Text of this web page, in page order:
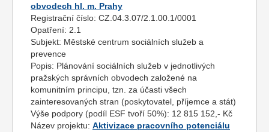
obvodech hl. m. Prahy
Registrační číslo: CZ.04.3.07/2.1.00.1/0001
Opatření: 2.1
Subjekt: Městské centrum sociálních služeb a
prevence
Popis: Plánování sociálních služeb v jednotlivých
pražských správních obvodech založené na
komunitním principu, tzn. za účasti všech
zainteresovaných stran (poskytovatel, příjemce a stát)
Výše podpory (podíl ESF tvoří 50%): 12 815 152,- Kč
Název projektu: Aktivizace pracovního potenciálu